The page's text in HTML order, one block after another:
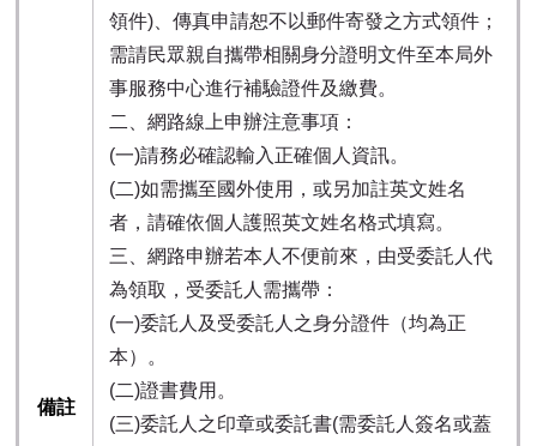
備註
領件)、傳真申請恕不以郵件寄發之方式領件；
需請民眾親自攜帶相關身分證明文件至本局外
事服務中心進行補驗證件及繳費。
二、網路線上申辦注意事項：
(一)請務必確認輸入正確個人資訊。
(二)如需攜至國外使用，或另加註英文姓名
者，請確依個人護照英文姓名格式填寫。
三、網路申辦若本人不便前來，由受委託人代
為領取，受委託人需攜帶：
(一)委託人及受委託人之身分證件（均為正
本）。
(二)證書費用。
(三)委託人之印章或委託書(需委託人簽名或蓋